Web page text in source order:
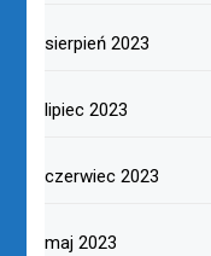
sierpień 2023
lipiec 2023
czerwiec 2023
maj 2023